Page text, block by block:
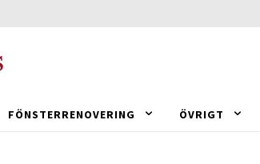
FÖNSTERRENOVERING ÖVRIGT